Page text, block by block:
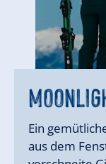
MÄRZ
Ein
aus dem
MÄRZ